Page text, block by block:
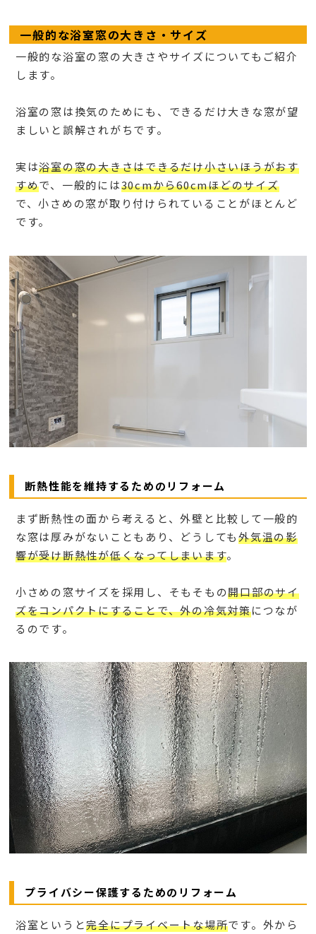
一般的な浴室窓の大きさ・サイズ
一般的な浴室の窓の大きさやサイズについてもご紹介
します。
浴室の窓は換気のためにも、できるだけ大きな窓が望
ましいと誤解されがちです。
実は浴室の窓の大きさはできるだけ小さいほうがおす
すめで、一般的には30cmから60cmほどのサイズ
で、小さめの窓が取り付けられていることがほとんど
です。
断熱性能を維持するためのリフォーム
まず断熱性の面から考えると、外壁と比較して一般的
な窓は厚みがないこともあり、どうしても外気温の影
響が受け断熱性が低くなってしまいます。
小さめの窓サイズを採用し、そもそもの開口部のサイ
ズをコンパクトにすることで、外の冷気対策につなが
るのです。
プライバシー保護するためのリフォーム
浴室というと完全にプライベートな場所です。外から